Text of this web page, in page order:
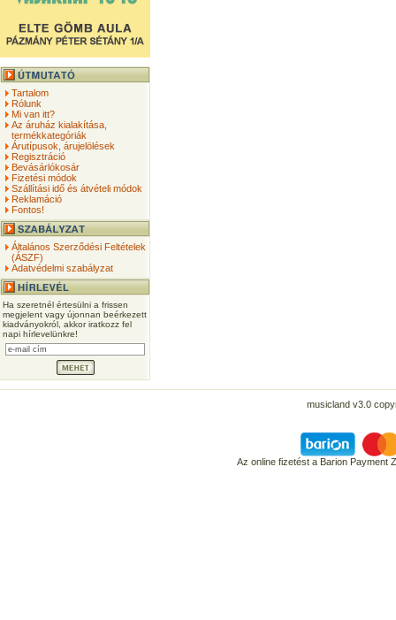
Tartalom
Rólunk
Mi van itt?
Az áruház kialakítása,
termékkategóriák
Árutípusok, árujelölések
Regisztráció
Bevásárlókosár
Fizetési módok
Szállítási idő és átvételi módok
Reklamáció
Fontos!
Általános Szerződési Feltételek
(ÁSZF)
Adatvédelmi szabályzat
Ha szeretnél értesülni a frissen
megjelent vagy újonnan beérkezett
kiadványokról, akkor iratkozz fel
napi hírlevelünkre!
musicland v3.0
Az online fizetést a Barion Payment